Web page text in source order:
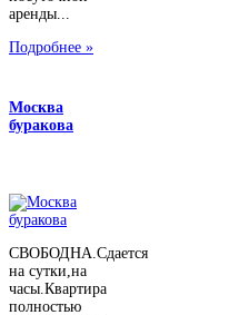
аренды...
Подробнее »
Москва
буракова
СВОБОДНА.Сдается
на сутки,на
часы.Квартира
полностью